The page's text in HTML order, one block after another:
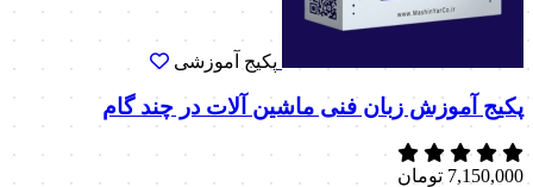
پکیج آموزشی
پکیج آموزش زبان فنی ماشین آلات در چند گام
7,150,000 تومان